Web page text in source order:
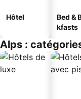
Hôtel
Bed &
kfasts
Alps :